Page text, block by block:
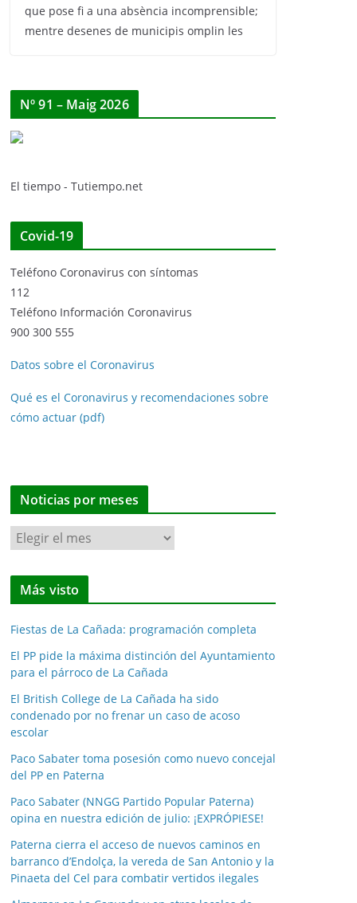
que pose fi a una absència incomprensible;
mentre desenes de municipis omplin les
Nº 91 – Maig 2026
El tiempo - Tutiempo.net
Covid-19
Teléfono Coronavirus con síntomas
112
Teléfono Información Coronavirus
900 300 555
Datos sobre el Coronavirus
Qué es el Coronavirus y recomendaciones sobre
cómo actuar (pdf)
Noticias por meses
N
o
t
i
a
s
p
o
r
m
e
e
Más visto
Fiestas de La Cañada: programación completa
El PP pide la máxima distinción del Ayuntamiento
para el párroco de La Cañada
El British College de La Cañada ha sido
condenado por no frenar un caso de acoso
escolar
Paco Sabater toma posesión como nuevo concejal
del PP en Paterna
Paco Sabater (NNGG Partido Popular Paterna)
opina en nuestra edición de julio: ¡EXPRÓPIESE!
Paterna cierra el acceso de nuevos caminos en
barranco d’Endolça, la vereda de San Antonio y la
Pinaeta del Cel para combatir vertidos ilegales